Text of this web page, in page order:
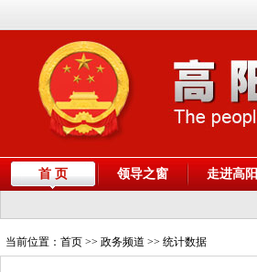
首 页 领导之窗 走进高阳
当前位置： 首页 >> 政务频道 >> 统计数据